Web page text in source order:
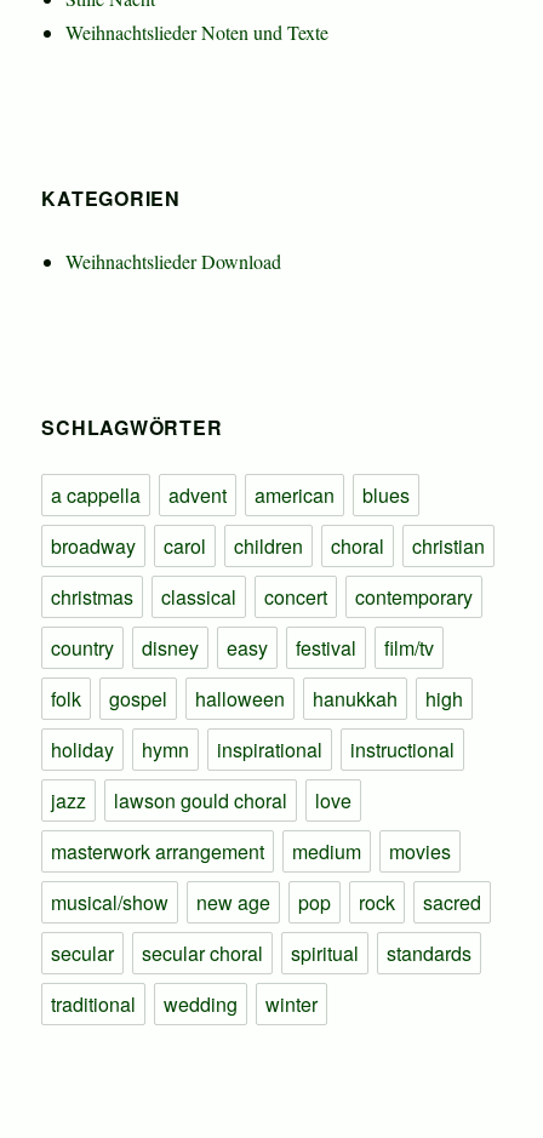
Weihnachtslieder Noten und Texte
KATEGORIEN
Weihnachtslieder Download
SCHLAGWÖRTER
a cappella advent american
blues
broadway
carol children choral
christian
christmas
classical concert
contemporary
country
disney easy festival
film/tv
folk
gospel halloween hanukkah
high
holiday
hymn inspirational
instructional
jazz
lawson gould choral
love
masterwork arrangement
medium
movies
musical/show
new age pop rock
sacred
secular
secular choral spiritual
standards
traditional
wedding winter